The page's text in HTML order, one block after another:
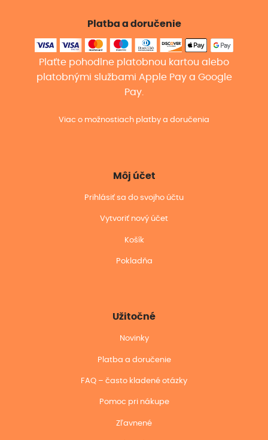
Platba a doručenie
Plaťte pohodlne platobnou kartou alebo
platobnými službami Apple Pay a Google
Pay.
Viac o možnostiach platby a doručenia
Môj účet
Prihlásiť sa do svojho účtu
Vytvoriť nový účet
Košík
Pokladňa
Užitočné
Novinky
Platba a doručenie
FAQ – často kladené otázky
Pomoc pri nákupe
Zľavnené